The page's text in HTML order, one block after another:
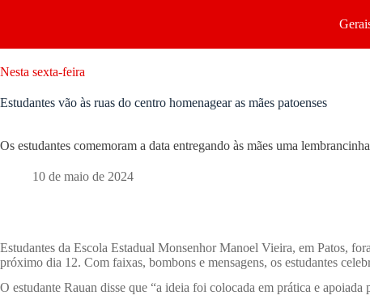
Nesta sexta-feira
Estudantes vão às ruas do centro homenagear as mães patoenses
Os estudantes comemoram a data entregando às mães uma
10 de maio de 2024
Estudantes da Escola Estadual Monsenhor Manoel Vieira, em Patos,
próximo dia 12. Com faixas, bombons e mensagens, os estudantes
O estudante Rauan disse que “a ideia foi colocada em prática e